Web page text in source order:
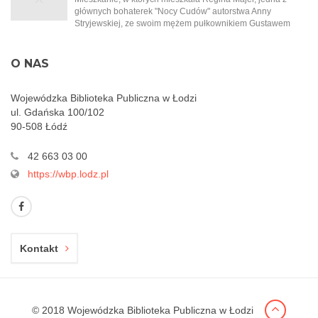
głównych bohaterek "Nocy Cudów" autorstwa Anny
Stryjewskiej, ze swoim mężem pułkownikiem Gustawem
O NAS
Wojewódzka Biblioteka Publiczna w Łodzi
ul. Gdańska 100/102
90-508 Łódź
42 663 03 00
https://wbp.lodz.pl
Kontakt
© 2018 Wojewódzka Biblioteka Publiczna w Łodzi